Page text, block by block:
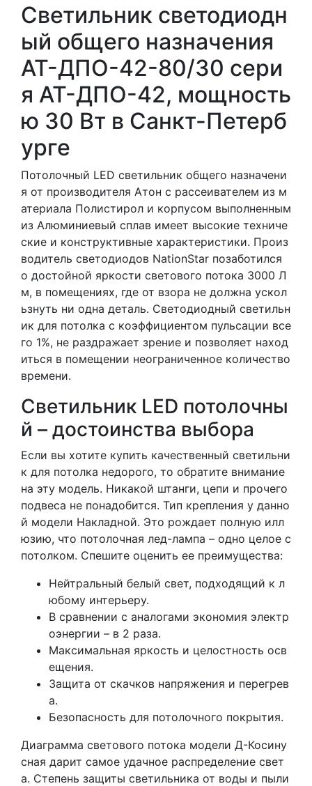
Светильник светодиодн
ый общего назначения
АТ-ДПО-42-80/30 сери
я АТ-ДПО-42, мощность
ю 30 Вт в Санкт-Петерб
урге
Потолочный LED светильник общего назначени
я от производителя Атон с рассеивателем из м
атериала Полистирол и корпусом выполненным
из Алюминиевый сплав имеет высокие техниче
ские и конструктивные характеристики. Произ
водитель светодиодов NationStar позаботился
о достойной яркости светового потока 3000 Л
м, в помещениях, где от взора не должна ускол
ьзнуть ни одна деталь. Светодиодный светильн
ик для потолка с коэффициентом пульсации все
го 1%, не раздражает зрение и позволяет наход
иться в помещении неограниченное количество
времени.
Светильник LED потолочны
й – достоинства выбора
Если вы хотите купить качественный светильни
к для потолка недорого, то обратите внимание
на эту модель. Никакой штанги, цепи и прочего
подвеса не понадобится. Тип крепления у данно
й модели Накладной. Это рождает полную илл
юзию, что потолочная лед-лампа – одно целое с
потолком. Спешите оценить ее преимущества:
Нейтральный белый свет, подходящий к л
юбому интерьеру.
В сравнении с аналогами экономия электр
оэнергии – в 2 раза.
Максимальная яркость и целостность осв
ещения.
Защита от скачков напряжения и перегрев
а.
Безопасность для потолочного покрытия.
Диаграмма светового потока модели Д-Косину
сная дарит самое удачное распределение свет
а. Степень защиты светильника от воды и пыли